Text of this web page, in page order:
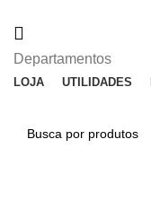
Departamentos
LOJA UTILIDADES